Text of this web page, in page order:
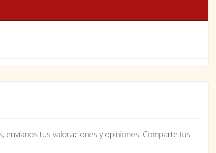
tus valoraciones y opiniones. Comparte tus